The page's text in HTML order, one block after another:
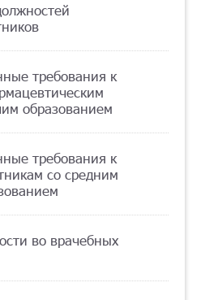
требования к
образованием
требования к
со средним
во врачебных